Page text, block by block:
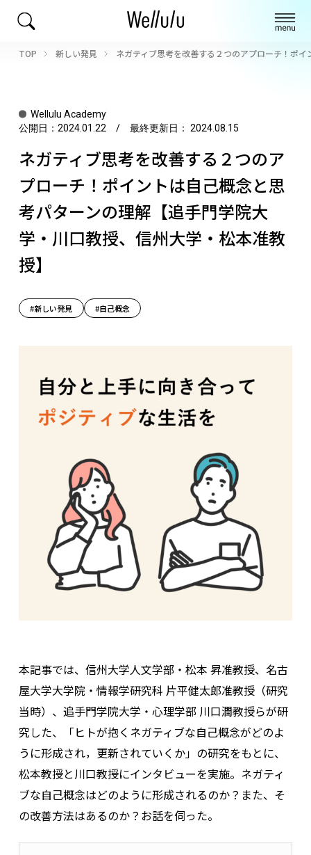
TOP 新しい発見 ネガティブ思考を改善する２つのアプローチ！ポ
Wellulu Academy
公開日： 2024.01.22 / 最終更新日： 2024.08.15
ネガティブ思考を改善する２つのア
プローチ！ポイントは自己概念と思
考パターンの理解【追手門学院大
学・川口教授、信州大学・松本准教
授】
#新しい発見 #自己概念
本記事では、信州大学人文学部・松本 昇准教授、名古
屋大学大学院・情報学研究科 片平健太郎准教授（研究
当時）、追手門学院大学・心理学部 川口潤教授らが研
究した、「ヒトが抱くネガティブな自己概念がどのよ
うに形成され，更新されていくか」の研究をもとに、
松本教授と川口教授にインタビューを実施。ネガティ
ブな自己概念はどのように形成されるのか？また、そ
の改善方法はあるのか？お話を伺った。